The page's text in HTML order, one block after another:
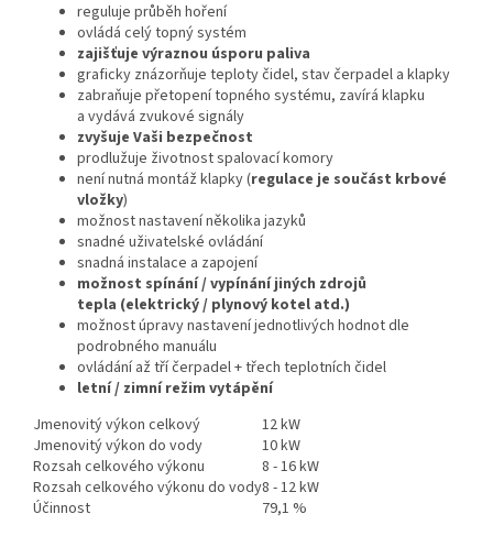
reguluje průběh hoření
ovládá celý topný systém
zajišťuje výraznou úsporu paliva
graficky znázorňuje teploty čidel, stav čerpadel a klapky
zabraňuje přetopení topného systému, zavírá klapku
a vydává zvukové signály
zvyšuje Vaši bezpečnost
prodlužuje životnost spalovací komory
není nutná montáž klapky (regulace je součást krbové
vložky)
možnost nastavení několika jazyků
snadné uživatelské ovládání
snadná instalace a zapojení
možnost spínání / vypínání jiných zdrojů
tepla (elektrický / plynový kotel atd.)
možnost úpravy nastavení jednotlivých hodnot dle
podrobného manuálu
ovládání až tří čerpadel + třech teplotních čidel
letní / zimní režim vytápění
Jmenovitý výkon celkový
12 kW
Jmenovitý výkon do vody
10 kW
Rozsah celkového výkonu
8 - 16 kW
Rozsah celkového výkonu do vody8 - 12 kW
Účinnost
79,1 %